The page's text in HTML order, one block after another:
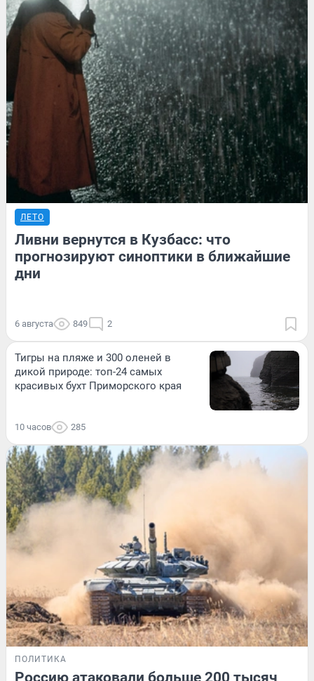
ЛЕТО
Ливни вернутся в Кузбасс: что
прогнозируют синоптики в ближайшие
дни
6 августа 849 2
Тигры на пляже и 300 оленей в
дикой природе: топ-24 самых
красивых бухт Приморского края
10 часов 285
ПОЛИТИКА
Россию атаковали больше 200 тысяч